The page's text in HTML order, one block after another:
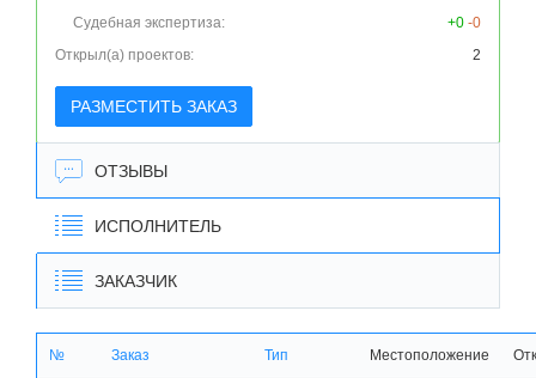
Судебная экспертиза:
+0 -0
Открыл(а) проектов:
2
РАЗМЕСТИТЬ ЗАКАЗ
ОТЗЫВЫ
ИСПОЛНИТЕЛЬ
ЗАКАЗЧИК
№ Заказ Тип Местоположение